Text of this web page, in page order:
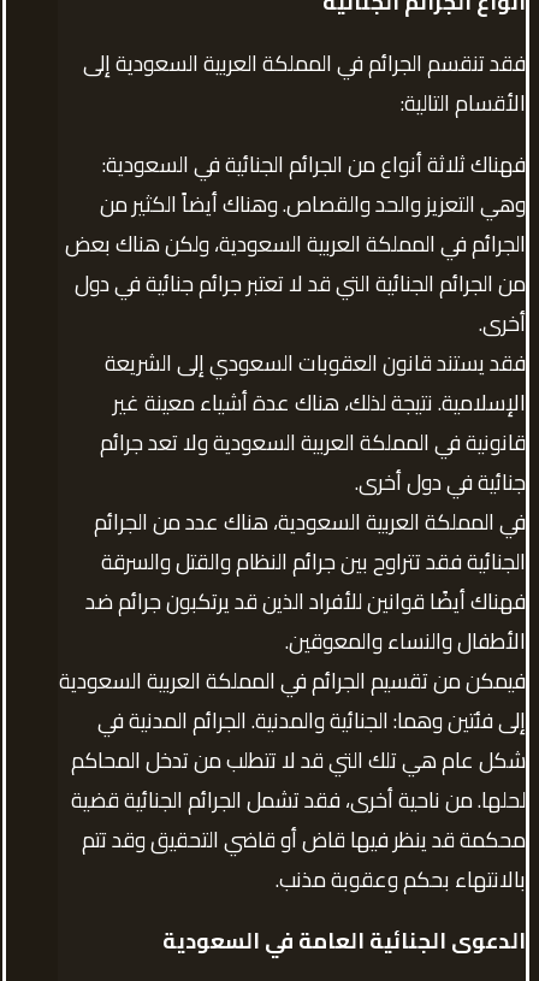
فقد تنقسم الجرائم في المملكة العربية السعودية إلى
الأقسام التالية:
فهناك ثلاثة أنواع من الجرائم الجنائية في السعودية:
وهي التعزيز والحد والقصاص. وهناك أيضاً الكثير من
الجرائم في المملكة العربية السعودية، ولكن هناك بعض
من الجرائم الجنائية التي قد لا تعتبر جرائم جنائية في دول
أخرى.
فقد يستند قانون العقوبات السعودي إلى الشريعة
الإسلامية. نتيجة لذلك، هناك عدة أشياء معينة غير
قانونية في المملكة العربية السعودية ولا تعد جرائم
جنائية في دول أخرى.
في المملكة العربية السعودية، هناك عدد من الجرائم
الجنائية فقد تتراوح بين جرائم النظام والقتل والسرقة
فهناك أيضًا قوانين للأفراد الذين قد يرتكبون جرائم ضد
الأطفال والنساء والمعوقين.
فيمكن من تقسيم الجرائم في المملكة العربية السعودية
إلى فئتين وهما: الجنائية والمدنية. الجرائم المدنية في
شكل عام هي تلك التي قد لا تتطلب من تدخل المحاكم
لحلها. من ناحية أخرى، فقد تشمل الجرائم الجنائية قضية
محكمة قد ينظر فيها قاض أو قاضي التحقيق وقد تتم
بالانتهاء بحكم وعقوبة مذنب.
الدعوى الجنائية العامة في السعودية